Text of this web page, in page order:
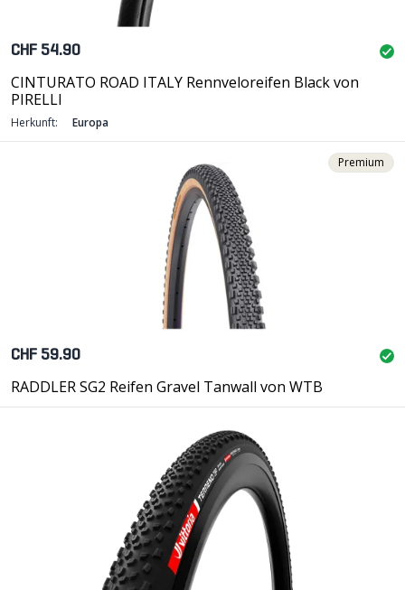
CHF 54.90
CINTURATO ROAD ITALY Rennveloreifen Black von
PIRELLI
Herkunft: Europa
Premium
CHF 59.90
RADDLER SG2 Reifen Gravel Tanwall von WTB